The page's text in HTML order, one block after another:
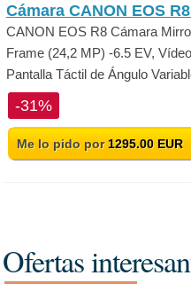
Cámara CANON EOS
CANON EOS R8 Cámara
Frame (24,2 MP) -6.5 EV,
Pantalla Táctil de Ángulo
-31%
Me lo pido por 1295.00 EUR
Ofertas